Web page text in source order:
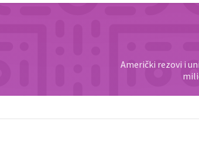
Američki rezovi i